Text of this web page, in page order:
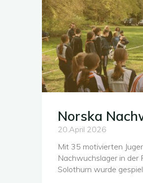
Norska
20.April 2026
Mit 35 motivierten
Nachwuchslager in der
Solothurn wurde